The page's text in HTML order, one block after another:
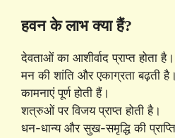
हवन के लाभ क्या हैं?
देवताओं का आशीर्वाद प्राप्त होता है।
मन की शांति और एकाग्रता बढ़ती है।
कामनाएं पूर्ण होती हैं।
शत्रुओं पर विजय प्राप्त होती है।
धन-धान्य और सुख-समृद्धि की